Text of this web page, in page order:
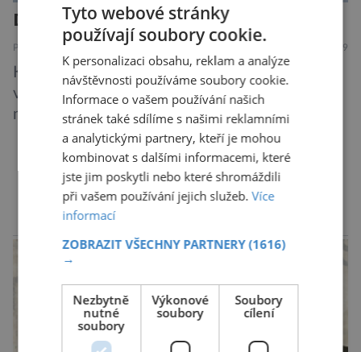
Další rána pro mizejícího sýčka
PŘÍRODA 7.8.2019
Kriticky ohrožený sýček obecný letos
významně posílil populaci díky velkému
množství hrabošů. Teď pro něj malý hlodavec
může být hrozbou. Zemědělci dostali povolení
trávit hraboše plošně rozhozeným jedem. Od 5.
srpna jim to umožňuje rozhodnutí Ústředního
kontrolního a zkušebního ústavu zemědělského
(ÚKZÚZ) podřízeného ministerstvu
zemědělství. Ornitologové varují, že v ohrožení
je mnoho živočichů a především […]
DALŠÍ ČLÁNKY ›
Tyto webové stránky
používají soubory cookie.
K personalizaci obsahu, reklam a analýze
návštěvnosti používáme soubory cookie.
Informace o vašem používání našich
stránek také sdílíme s našimi reklamními
a analytickými partnery, kteří je mohou
kombinovat s dalšími informacemi, které
jste jim poskytli nebo které shromáždili
při vašem používání jejich služeb.Více
informací
ZOBRAZIT VŠECHNY PARTNERY(1616)
→
Nezbytně
nutné
soubory
Výkonové
soubory
Soubory
cílení